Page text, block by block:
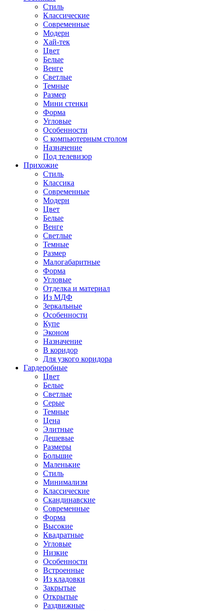
Стиль
Классические
Современные
Модерн
Хай-тек
Цвет
Белые
Венге
Светлые
Темные
Размер
Мини стенки
Форма
Угловые
Особенности
С компьютерным столом
Назначение
Под телевизор
Прихожие
Стиль
Классика
Современные
Модерн
Цвет
Белые
Венге
Светлые
Темные
Размер
Малогабаритные
Форма
Угловые
Отделка и материал
Из МДФ
Зеркальные
Особенности
Купе
Эконом
Назначение
В коридор
Для узкого коридора
Гардеробные
Цвет
Белые
Светлые
Серые
Темные
Цена
Элитные
Дешевые
Размеры
Большие
Маленькие
Стиль
Минимализм
Классические
Скандинавские
Современные
Форма
Высокие
Квадратные
Угловые
Низкие
Особенности
Встроенные
Из кладовки
Закрытые
Открытые
Раздвижные